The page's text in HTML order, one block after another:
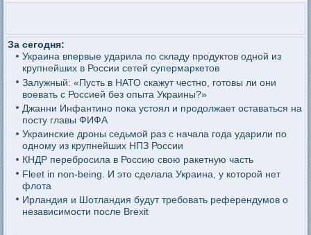
За сегодня:
Украина впервые ударила по складу продуктов одной из
крупнейших в России сетей супермаркетов
Залужный: «Пусть в НАТО скажут честно, готовы ли они
воевать с Россией без опыта Украины?»
Джанни Инфантино пока устоял и продолжает оставаться на
посту главы ФИФА
Украинские дроны седьмой раз с начала года ударили по
одному из крупнейших НПЗ России
КНДР перебросила в Россию свою ракетную часть
Fleet in non-being. И это сделала Украина, у которой нет
флота
Ирландия и Шотландия будут требовать референдумов о
независимости после Brexit